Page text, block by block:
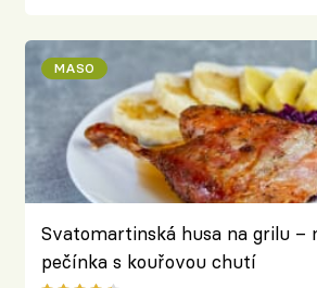
MASO
Svatomartinská husa na grilu –
pečínka s kouřovou chutí